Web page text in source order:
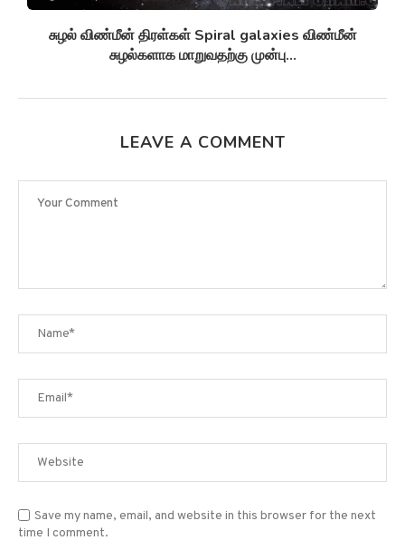
சுழல் விண்மீன் திரள்கள் Spiral galaxies விண்மீன்
சுழல்களாக மாறுவதற்கு முன்பு...
LEAVE A COMMENT
Save my name, email, and website in this browser for the next
time I comment.